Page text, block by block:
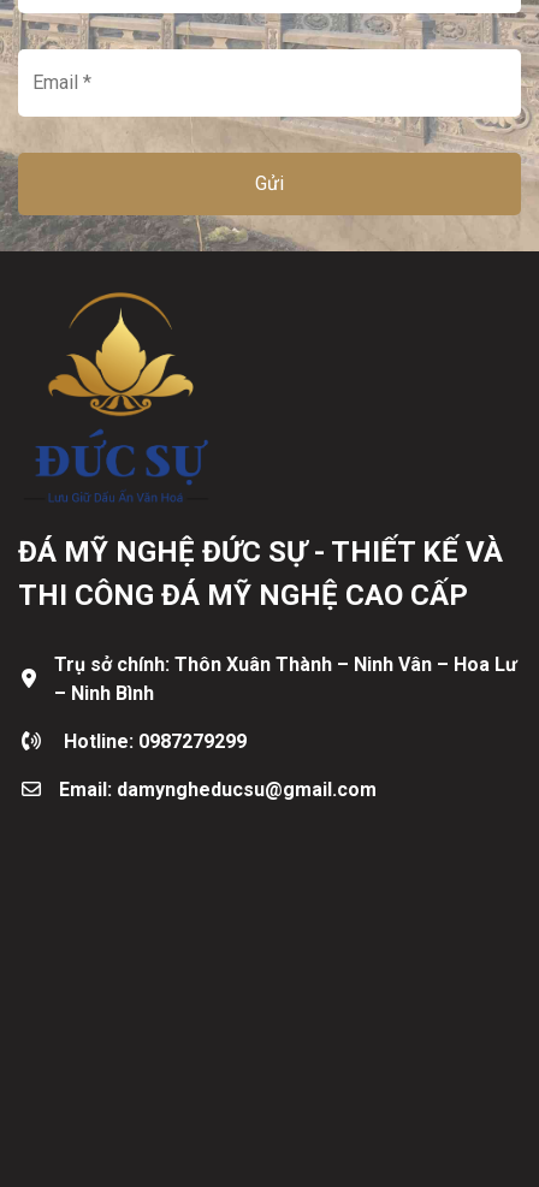
ĐÁ MỸ NGHỆ ĐỨC SỰ - THIẾT KẾ VÀ
THI CÔNG ĐÁ MỸ NGHỆ CAO CẤP
Trụ sở chính: Thôn Xuân Thành – Ninh Vân – Hoa Lư
– Ninh Bình
Hotline: 0987279299
Email: damyngheducsu@gmail.com